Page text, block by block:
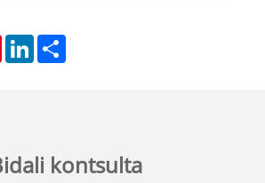
PinterestLinkedIn
kontsulta